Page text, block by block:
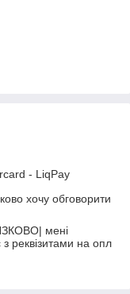
- LiqPay
хочу обговорити
мені
реквізитами на опл